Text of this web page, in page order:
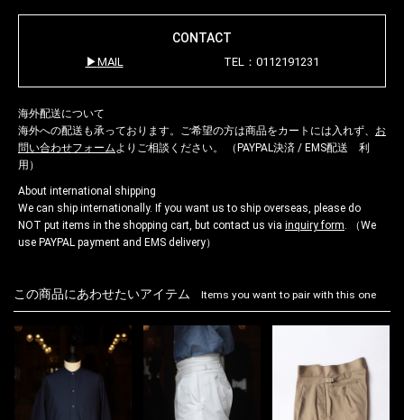
CONTACT
MAIL TEL：0112191231
海外配送について
海外への配送も承っております。ご希望の方は商品をカートには入れず、 お
問い合わせフォームよりご相談ください。 （PAYPAL決済 / EMS配送 利
用）
About international shipping
We can ship internationally. If you want us to ship overseas, please do
NOT put items in the shopping cart, but contact us via inquiry form. （We
use PAYPAL payment and EMS delivery）
この商品にあわせたいアイテム Items you want to pair with this one